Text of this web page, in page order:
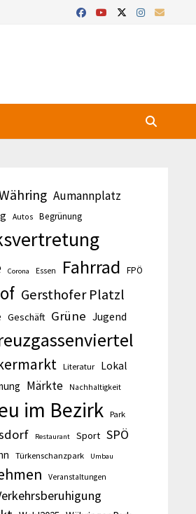
Aumannplatz
Autos Begrünung
Corona Essen Fahrrad FPÖ
Gersthofer Platzl
Geschäft Grüne Jugend
Literatur
Lokal
Märkte Nachhaltigkeit
im Bezirk Park
Restaurant Sport SPÖ
Türkenschanzpark Umbau
Veranstaltungen